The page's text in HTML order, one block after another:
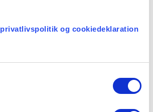
og cookiedeklaration
jul og nytår.